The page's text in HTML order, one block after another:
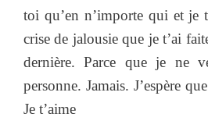
toi qu’en n’importe qui et je
crise de jalousie que je t’ai
dernière. Parce que je ne
personne. Jamais. J’espère
Je t’aime